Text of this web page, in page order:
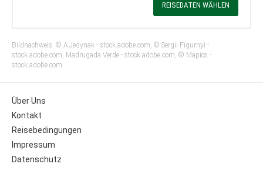
REISEDATEN WÄHLEN
Bildnachweis: © A.Jedynak - stock.adobe.com, © Sergii Figurnyi -
stock.adobe.com, Madrugada Verde - stock.adobe.com, © Mapics -
stock.adobe.com
Über Uns
Kontakt
Reisebedingungen
Impressum
Datenschutz